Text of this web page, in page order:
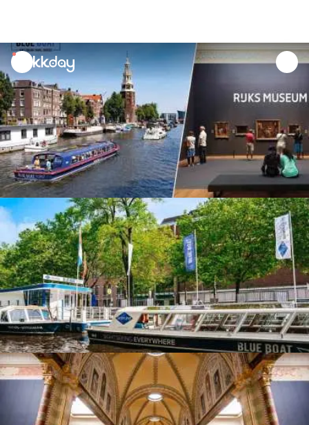
unread
notifications